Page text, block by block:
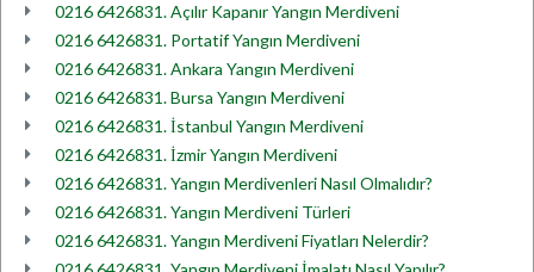
0216 6426831. Açılır Kapanır Yangın Merdiveni
0216 6426831. Portatif Yangın Merdiveni
0216 6426831. Ankara Yangın Merdiveni
0216 6426831. Bursa Yangın Merdiveni
0216 6426831. İstanbul Yangın Merdiveni
0216 6426831. İzmir Yangın Merdiveni
0216 6426831. Yangın Merdivenleri Nasıl Olmalıdır?
0216 6426831. Yangın Merdiveni Türleri
0216 6426831. Yangın Merdiveni Fiyatları Nelerdir?